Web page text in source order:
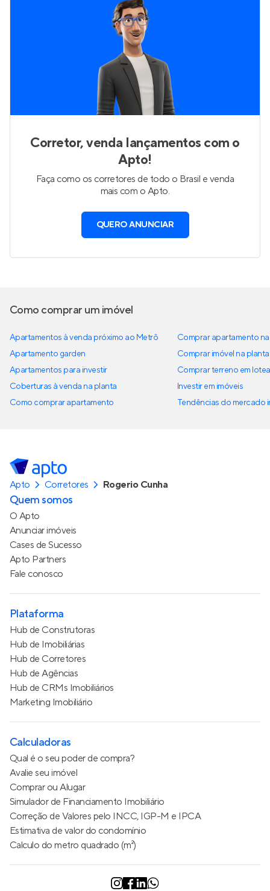
Corretor, venda lançamentos com o
Apto!
Faça como os corretores de todo o Brasil e venda
mais com o Apto.
QUERO ANUNCIAR
Como comprar um imóvel
Apartamentos à venda próximo ao Metrô
Apartamento garden
Apartamentos para investir
Coberturas à venda na planta
Como comprar apartamento
Comprar apartamento
Comprar imóvel na planta
Comprar terreno em
Investir em imóveis
Tendências do mercado
Apto Corretores Rogerio Cunha
Quem somos
O Apto
Anunciar imóveis
Cases de Sucesso
Apto Partners
Fale conosco
Plataforma
Hub de Construtoras
Hub de Imobiliárias
Hub de Corretores
Hub de Agências
Hub de CRMs Imobiliários
Marketing Imobiliário
Calculadoras
Qual é o seu poder de compra?
Avalie seu imóvel
Comprar ou Alugar
Simulador de Financiamento Imobiliário
Correção de Valores pelo INCC, IGP-M e IPCA
Estimativa de valor do condomínio
Calculo do metro quadrado (m²)